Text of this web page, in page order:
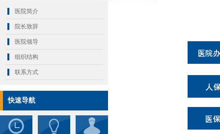
医院简介
院长致辞
医院领导
组织结构
联系方式
快速导航